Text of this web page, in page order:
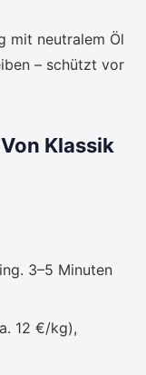
mit neutralem Öl
– schützt vor
Klassik
3–5 Minuten
12 €/kg),